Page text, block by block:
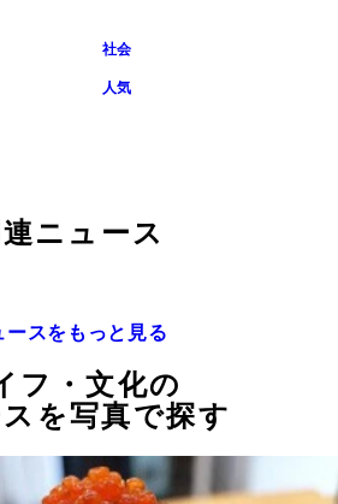
社会
人気
ニュース
ースをもっと見る
フ・文化の
を写真で探す